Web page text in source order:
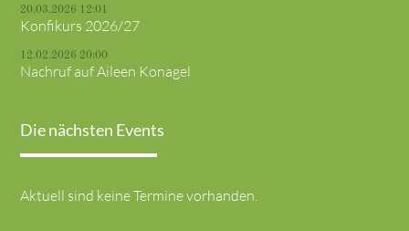
20.03.2026 12:01
Konfikurs 2026/27
12.02.2026 20:00
Nachruf auf Aileen Konagel
Die nächsten Events
Aktuell sind keine Termine vorhanden.